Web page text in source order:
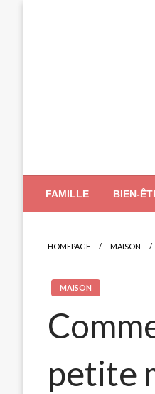
FAMILLE BIEN-
HOMEPAGE MAISON
MAISON
petite